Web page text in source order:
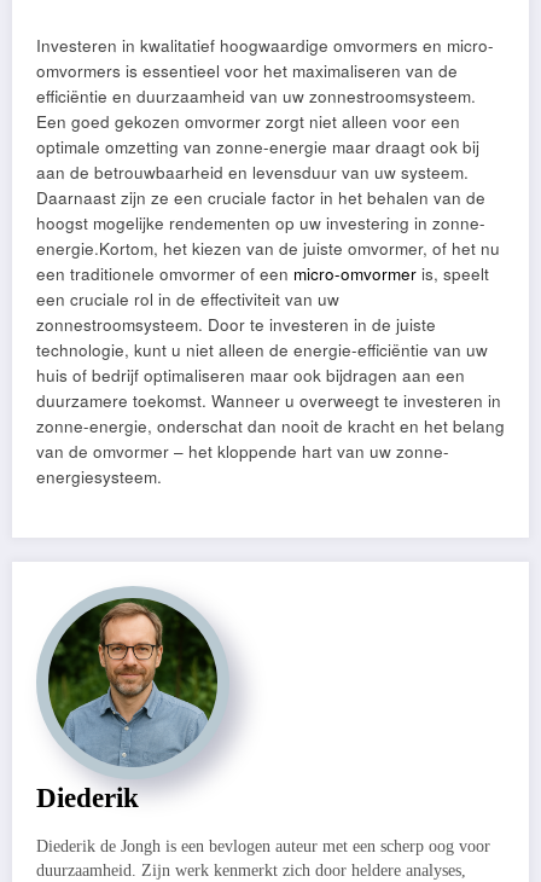
Investeren in kwalitatief hoogwaardige omvormers en micro-
omvormers is essentieel voor het maximaliseren van de
efficiëntie en duurzaamheid van uw zonnestroomsysteem.
Een goed gekozen omvormer zorgt niet alleen voor een
optimale omzetting van zonne-energie maar draagt ook bij
aan de betrouwbaarheid en levensduur van uw systeem.
Daarnaast zijn ze een cruciale factor in het behalen van de
hoogst mogelijke rendementen op uw investering in zonne-
energie.Kortom, het kiezen van de juiste omvormer, of het nu
een traditionele omvormer of een micro-omvormer is, speelt
een cruciale rol in de effectiviteit van uw
zonnestroomsysteem. Door te investeren in de juiste
technologie, kunt u niet alleen de energie-efficiëntie van uw
huis of bedrijf optimaliseren maar ook bijdragen aan een
duurzamere toekomst. Wanneer u overweegt te investeren in
zonne-energie, onderschat dan nooit de kracht en het belang
van de omvormer – het kloppende hart van uw zonne-
energiesysteem.
Diederik
Diederik de Jongh is een bevlogen auteur met een scherp oog voor
duurzaamheid. Zijn werk kenmerkt zich door heldere analyses,